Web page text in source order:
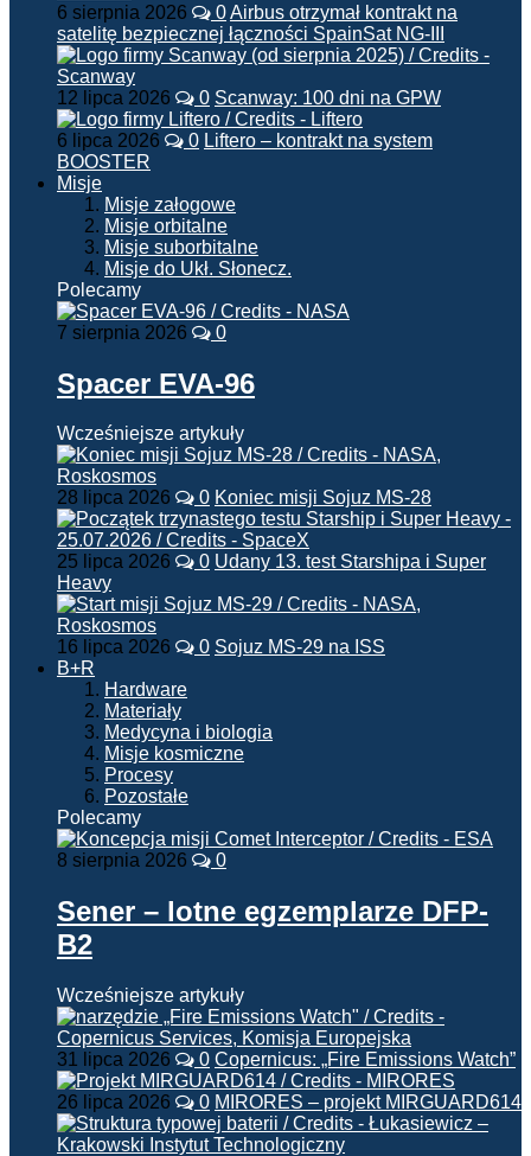
6 sierpnia 2026 0Airbus otrzymał kontrakt na
satelitę bezpiecznej łączności SpainSat NG-III
12 lipca 2026 0 Scanway: 100 dni na GPW
6 lipca 2026 0 Liftero – kontrakt na system
BOOSTER
Misje
Misje załogowe
Misje orbitalne
Misje suborbitalne
Misje do Ukł. Słonecz.
Polecamy
7 sierpnia 2026 0
Spacer EVA-96
Wcześniejsze artykuły
28 lipca 2026 0 Koniec misji Sojuz MS-28
25 lipca 2026 0 Udany 13. test Starshipa i Super
Heavy
16 lipca 2026 0 Sojuz MS-29 na ISS
B+R
Hardware
Materiały
Medycyna i biologia
Misje kosmiczne
Procesy
Pozostałe
Polecamy
8 sierpnia 2026 0
Sener – lotne egzemplarze DFP-
B2
Wcześniejsze artykuły
31 lipca 2026 0 Copernicus: „Fire Emissions Watch”
26 lipca 2026 0 MIRORES – projekt MIRGUARD614